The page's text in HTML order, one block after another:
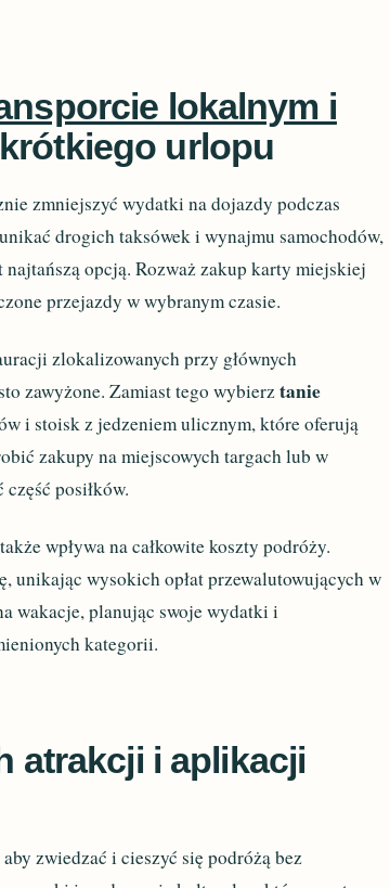
lokalnym i
urlopu
zmniejszyć wydatki na dojazdy podczas
drogich taksówek i wynajmu samochodów,
opcją. Rozważ zakup karty miejskiej
przejazdy w wybranym czasie.
zlokalizowanych przy głównych
zawyżone. Zamiast tego wybierztanie
i stoisk z jedzeniem ulicznym, które oferują
zakupy na miejscowych targach lub w
posiłków.
wpływa na całkowite koszty podróży.
unikając wysokich opłat przewalutowujących w
wakacje, planując swoje wydatki i
kategorii.
atrakcji i aplikacji
aby zwiedzać i cieszyć się podróżą bez